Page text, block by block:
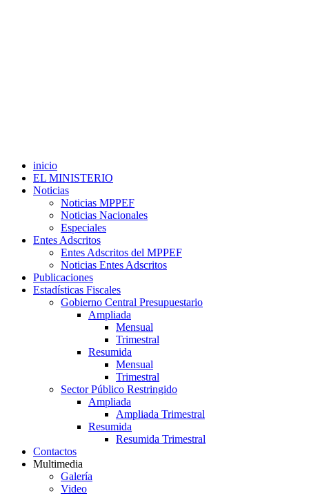
inicio
EL MINISTERIO
Noticias
Noticias MPPEF
Noticias Nacionales
Especiales
Entes Adscritos
Entes Adscritos del MPPEF
Noticias Entes Adscritos
Publicaciones
Estadísticas Fiscales
Gobierno Central Presupuestario
Ampliada
Mensual
Trimestral
Resumida
Mensual
Trimestral
Sector Público Restringido
Ampliada
Ampliada Trimestral
Resumida
Resumida Trimestral
Contactos
Multimedia
Galería
Video